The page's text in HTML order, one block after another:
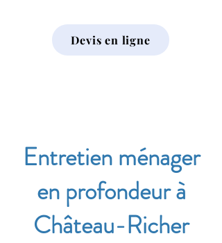
Devis en ligne
Entretien ménager
en profondeur à
Château-Richer